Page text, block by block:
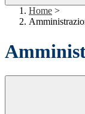
Home >